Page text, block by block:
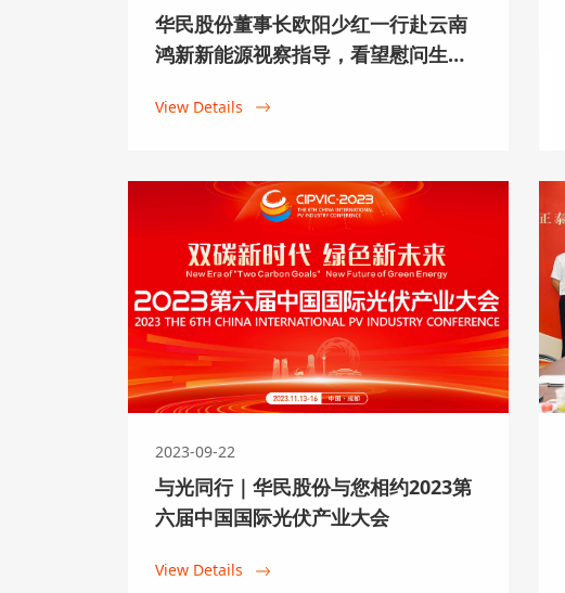
华民股份董事长欧阳少红一行赴云南
鸿新新能源视察指导，看望慰问生产
View Details
2023-09-22
与光同行｜华民股份与您相约2023第
六届中国国际光伏产业大会
View Details